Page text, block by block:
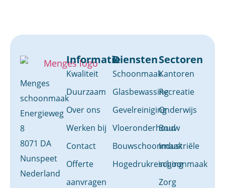
Menges
schoonmaak
Energieweg
8
8071 DA
Nunspeet
Nederland
Informatie
Kwaliteit
Duurzaam
Over ons
Werken bij
Contact
Offerte
aanvragen
Diensten
Schoonmaak
Glasbewassing
Gevelreiniging
Vloeronderhoud
Bouwschoonmaak
Hogedrukreiniging
Sectoren
Kantoren
Recreatie
Onderwijs
Bouw
Industriële
schoonmaak
Zorg